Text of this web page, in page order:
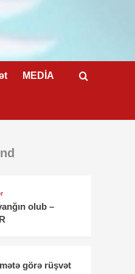
MEDİA
olub –
görə rüşvət